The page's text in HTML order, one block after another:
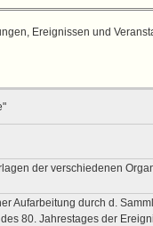
Ereignissen und
der verschiedenen
Aufarbeitung durch d.
80. Jahrestages der